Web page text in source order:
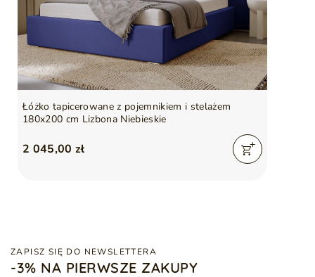
Łóżko tapicerowane z pojemnikiem i stelażem
180x200 cm Lizbona Niebieskie
2 045,00 zł
ZAPISZ SIĘ DO NEWSLETTERA
-3% NA PIERWSZE ZAKUPY